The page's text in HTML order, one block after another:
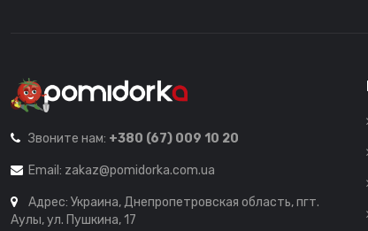
Звоните нам: +380 (67) 009 10 20
Email: zakaz@pomidorka.com.ua
Адрес: Украина, Днепропетровская область, пгт.
Аулы, ул. Пушкина, 17